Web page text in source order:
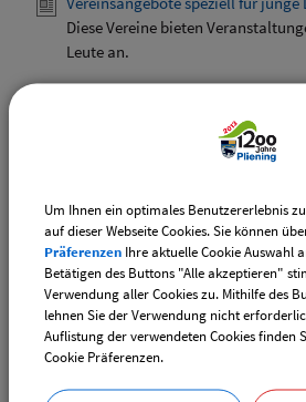
Diese Vereine bieten
Leute an.
Den gewählten Termin als VCS-
Den gewählten Termin als iCal-
downloaden
Um Ihnen ein optimales Benutzererlebnis
auf dieser Webseite Cookies. Sie können
Präferenzen Ihre aktuelle Cookie Auswahl
Betätigen des Buttons "Alle akzeptieren"
Verwendung aller Cookies zu. Mithilfe des
lehnen Sie der Verwendung nicht
Auflistung der verwendeten Cookies finden
Cookie Präferenzen.